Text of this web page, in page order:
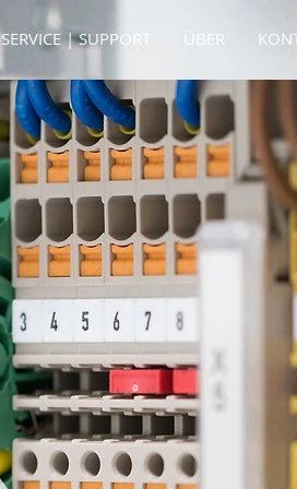
SERVICE | SUPPORT ÜBER